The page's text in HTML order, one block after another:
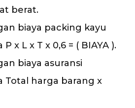
berat.
biaya packing kayu
x L x T x 0,6 = ( BIAYA ).
biaya asuransi
Total harga barang x